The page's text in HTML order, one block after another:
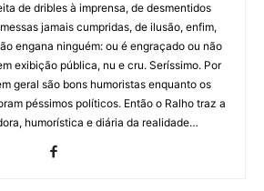
de dribles à imprensa, de desmentidos
jamais cumpridas, de ilusão, enfim,
engana ninguém: ou é engraçado ou não
exibição pública, nu e cru. Seríssimo. Por
geral são bons humoristas enquanto os
péssimos políticos. Então o Ralho traz a
humorística e diária da realidade…